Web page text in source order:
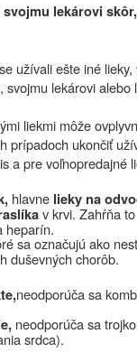
lekárovi
užívali ešte iné
lekárovi alebo
liekmi môže
prípadoch ukončiť
a pre voľnopredajné
hlavne lieky na
v krvi. Zahŕňa
heparín.
sa označujú ako
duševných chorôb.
neodporúča sa
neodporúča sa
srdca).